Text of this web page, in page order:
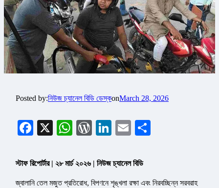
Posted by:নিউজ চ্যানেল বিডি ডেস্কonMarch 28, 2026
Facebook
X WhatsApp
WordPress
LinkedIn
Email
স্টাফ রিপোর্টার | ২৮ মার্চ ২০২৬ | নিউজ চ্যানেল বিডি
জ্বালানি তেল মজুত প্রতিরোধ, বিপণনে শৃঙ্খলা রক্ষা এবং নিরবচ্ছিন্ন সরবরাহ